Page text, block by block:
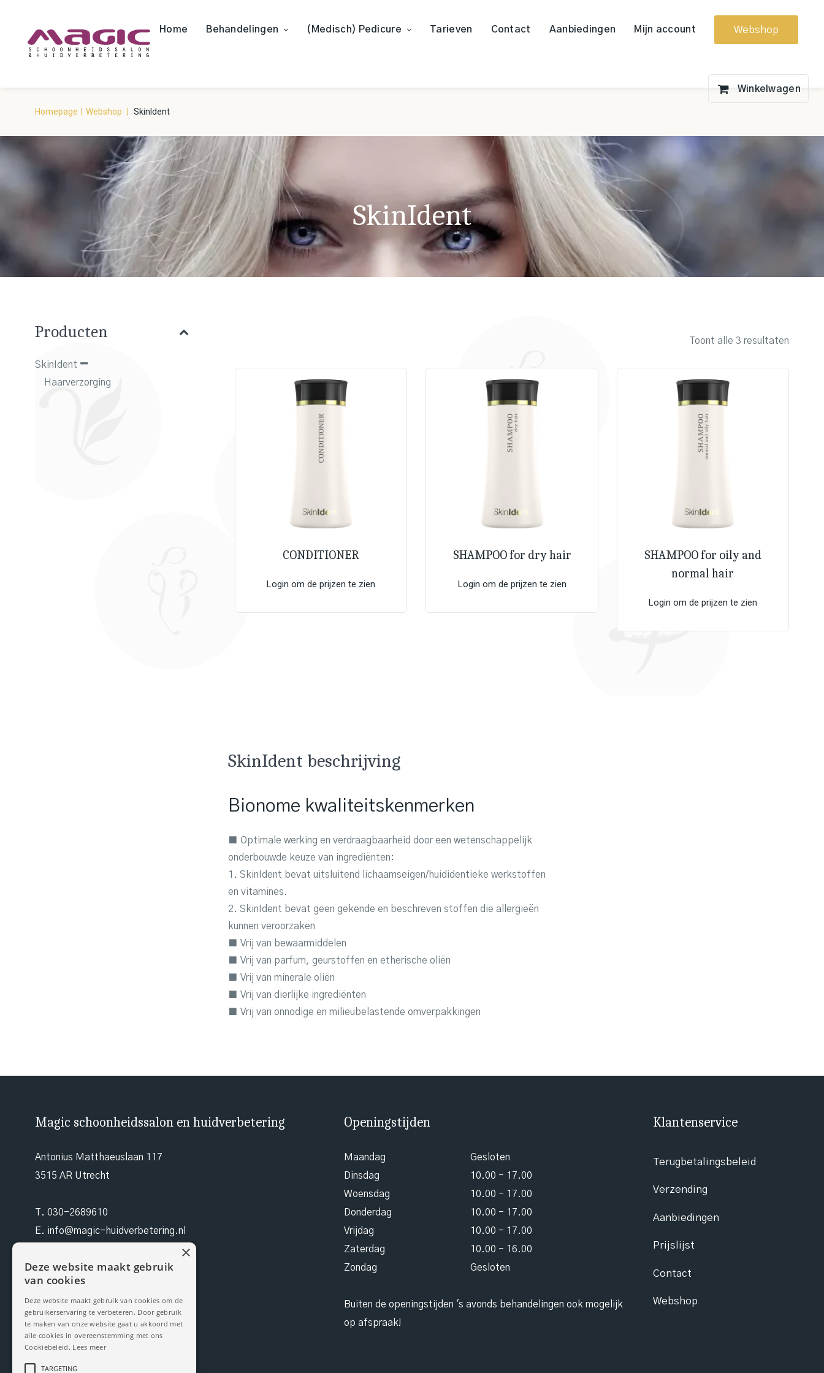
Home Behandelingen (Medisch) Pedicure Tarieven Contact Aanbiedingen Mijn account Webshop
Homepage Webshop SkinIdent
SkinIdent
Toont alle 3 resultaten
CONDITIONER
Login om de prijzen te zien
SHAMPOO for dry hair
Login om de prijzen te zien
SHAMPOO for oily and
normal hair
Login om de prijzen te zien
Producten
SkinIdent
Haarverzorging
SkinIdent beschrijving
Bionome kwaliteitskenmerken
■ Optimale werking en verdraagbaarheid door een wetenschappelijk
onderbouwde keuze van ingrediënten:
1. SkinIdent bevat uitsluitend lichaamseigen/huididentieke werkstoffen
en vitamines.
2. SkinIdent bevat geen gekende en beschreven stoffen die allergieën
kunnen veroorzaken
■ Vrij van bewaarmiddelen
■ Vrij van parfum, geurstoffen en etherische oliën
■ Vrij van minerale oliën
■ Vrij van dierlijke ingrediënten
■ Vrij van onnodige en milieubelastende omverpakkingen
Magic schoonheidssalon en huidverbetering
Antonius Matthaeuslaan 117
3515 AR Utrecht
T. 030-2689610
E. info@magic-huidverbetering.nl
KvK. 96490942
BTW NL 171199959B03
Openingstijden
Maandag
Gesloten
Dinsdag
10.00 - 17.00
Woensdag
10.00 - 17.00
Donderdag
10.00 - 17.00
Vrijdag
10.00 - 17.00
Zaterdag
10.00 - 16.00
Zondag
Gesloten
Buiten de openingstijden 's avonds behandelingen ook mogelijk
op afspraak!
Klantenservice
Terugbetalingsbeleid
Verzending
Aanbiedingen
Prijslijst
Contact
Webshop
Deze website maakt gebruik
van cookies
Deze website maakt gebruik van cookies om de
gebruikerservaring te verbeteren. Door gebruik
te maken van onze website gaat u akkoord met
alle cookies in overeenstemming met ons
Cookiebeleid. Lees meer
TARGETING
×